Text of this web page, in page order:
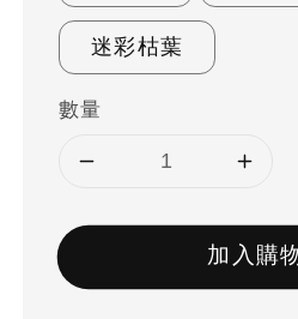
迷彩枯葉
數量
加入購